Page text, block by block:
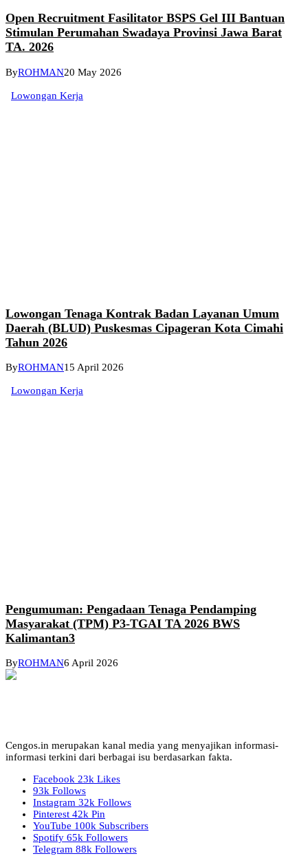
Open Recruitment Fasilitator BSPS Gel III Bantuan
Stimulan Perumahan Swadaya Provinsi Jawa Barat
TA. 2026
ByROHMAN20 May 2026
Lowongan Kerja
Lowongan Tenaga Kontrak Badan Layanan Umum
Daerah (BLUD) Puskesmas Cipageran Kota Cimahi
Tahun 2026
ByROHMAN15 April 2026
Lowongan Kerja
Pengumuman: Pengadaan Tenaga Pendamping
Masyarakat (TPM) P3-TGAI TA 2026 BWS
Kalimantan3
ByROHMAN6 April 2026
Cengos.in merupakan kanal media yang menyajikan informasi-
informasi terkini dari berbagai isu berdasarkan fakta.
Facebook 23k Likes
93k Follows
Instagram 32k Follows
Pinterest 42k Pin
YouTube 100k Subscribers
Spotify 65k Followers
Telegram 88k Followers